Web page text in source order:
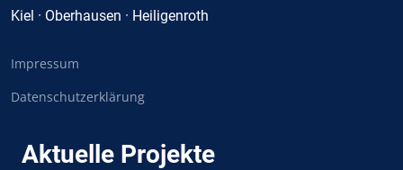
Kiel · Oberhausen · Heiligenroth
Impressum
Datenschutzerklärung
Aktuelle Projekte